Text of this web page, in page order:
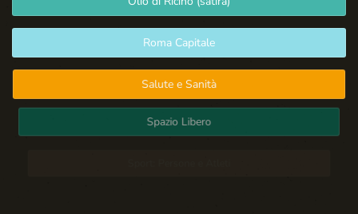
Roma Capitale
Salute e Sanità
Spazio Libero